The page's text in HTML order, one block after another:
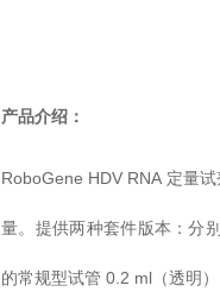
产品介绍：
RoboGene HDV RNA 定量
量。提供两种套件版本：分
的常规型试管 0.2 ml（透明